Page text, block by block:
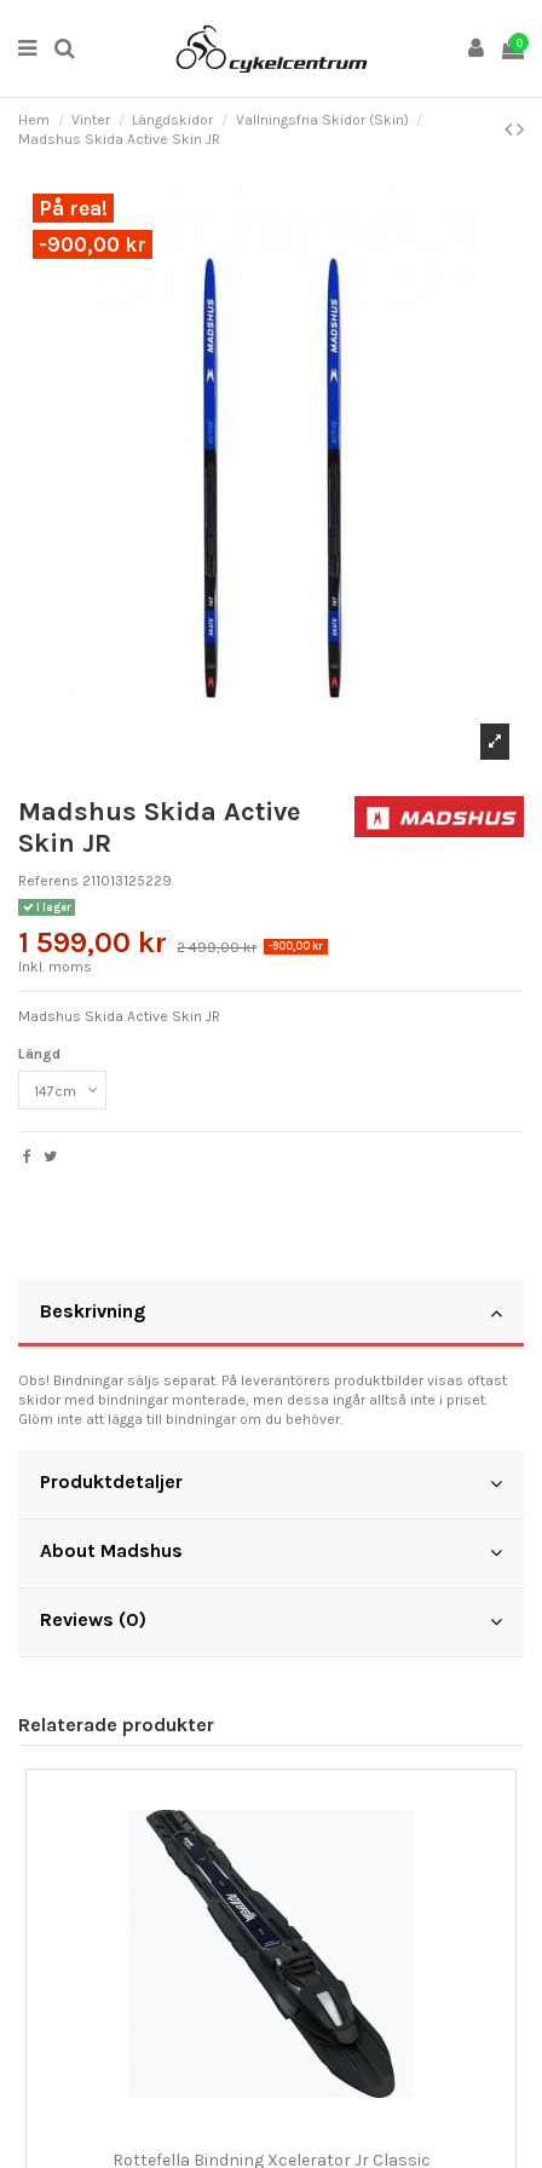
0
Hem Vinter Längdskidor
Vallningsfria Skidor (Skin)
Madshus Skida Active Skin JR
På rea!
-900,00 kr
Madshus Skida Active
Skin JR
Referens 211013125229
I lager
1 599,00 kr 2 499,00 kr -900,00 kr
Inkl. moms
Madshus Skida Active Skin JR
Längd
Beskrivning
Obs! Bindningar säljs separat. På leverantörers produktbilder visas oftast
skidor med bindningar monterade, men dessa ingår alltså inte i priset.
Glöm inte att lägga till bindningar om du behöver.
Produktdetaljer
About Madshus
Reviews (0)
Relaterade produkter
Rottefella Bindning Xcelerator Jr Classic